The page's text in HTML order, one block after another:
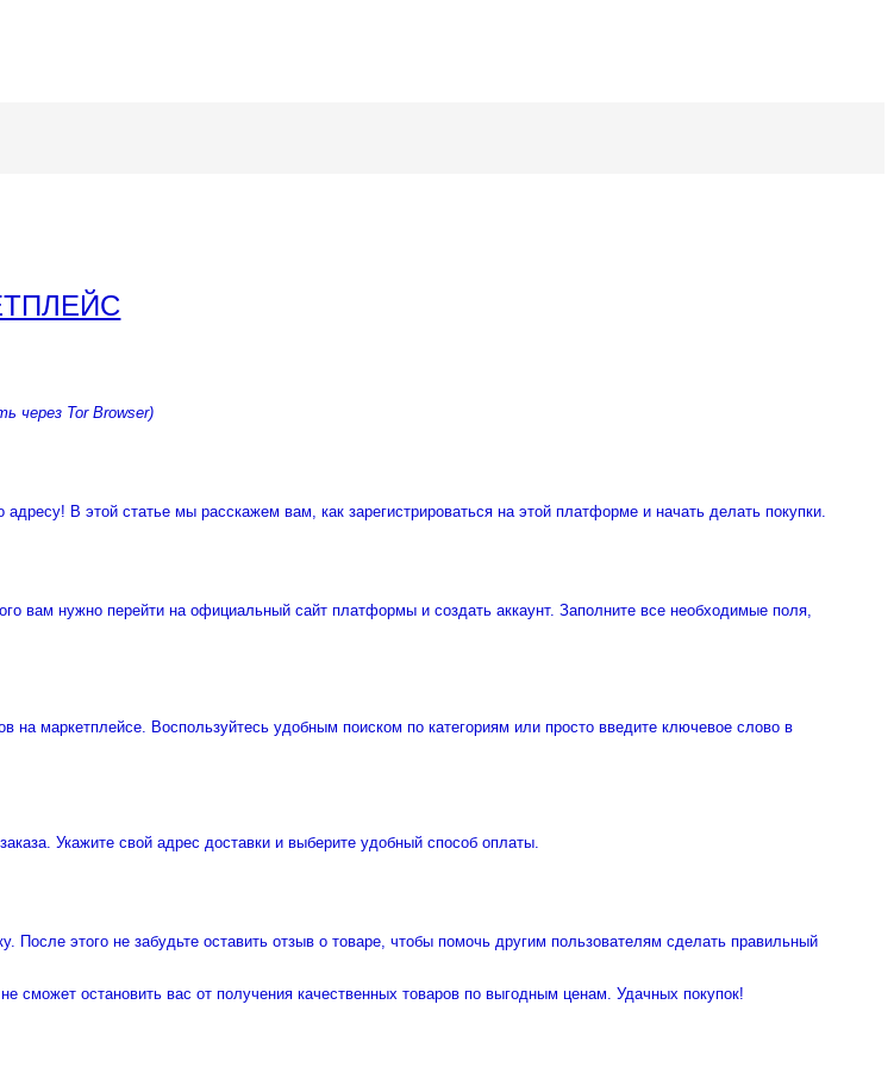
через Tor Browser)
В этой статье мы расскажем вам, как зарегистрироваться на этой платформе и начать делать покупки.
вам нужно перейти на официальный сайт платформы и создать аккаунт. Заполните все необходимые поля,
на маркетплейсе. Воспользуйтесь удобным поиском по категориям или просто введите ключевое слово в
Укажите свой адрес доставки и выберите удобный способ оплаты.
После этого не забудьте оставить отзыв о товаре, чтобы помочь другим пользователям сделать правильный
сможет остановить вас от получения качественных товаров по выгодным ценам. Удачных покупок!